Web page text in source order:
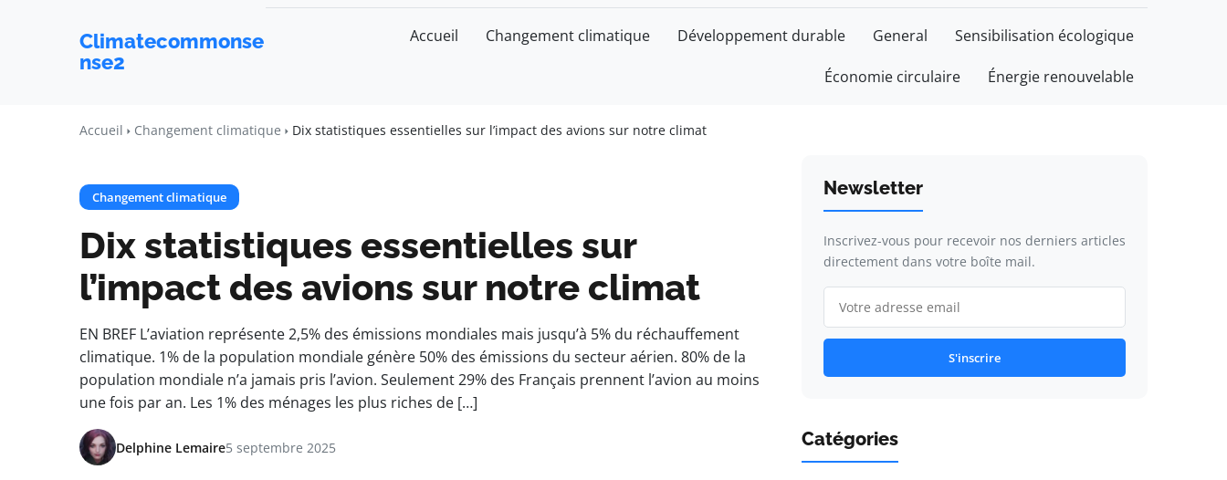
Climatecommonse
nse2
Accueil Changement climatique Développement durable General Sensibilisation écologique
Économie circulaire Énergie renouvelable
Accueil Changement climatique Dix statistiques essentielles sur l’impact des avions sur notre climat
Changement climatique
Dix statistiques essentielles sur
l’impact des avions sur notre climat
EN BREF L’aviation représente 2,5% des émissions mondiales mais jusqu’à 5% du réchauffement
climatique. 1% de la population mondiale génère 50% des émissions du secteur aérien. 80% de la
population mondiale n’a jamais pris l’avion. Seulement 29% des Français prennent l’avion au moins
une fois par an. Les 1% des ménages les plus riches de […]
Delphine Lemaire5 septembre 2025
Newsletter
Inscrivez-vous pour recevoir nos derniers articles
directement dans votre boîte mail.
S'inscrire
Catégories